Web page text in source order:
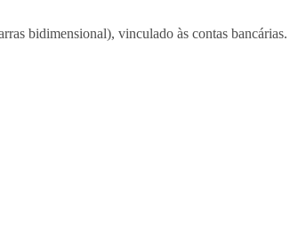
bidimensional), vinculado às contas